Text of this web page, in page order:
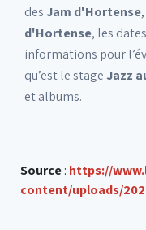
des Jam d'Hortense
d'Hortense, les
informations pour
qu’est le stage Jazz
et albums.
Source: https://
content/uploads/